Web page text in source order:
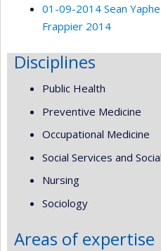
01-09-2014 Sean
Frappier 2014
Disciplines
Public Health
Preventive Medicine
Occupational Medicine
Social Services and
Nursing
Sociology
Areas of expertise